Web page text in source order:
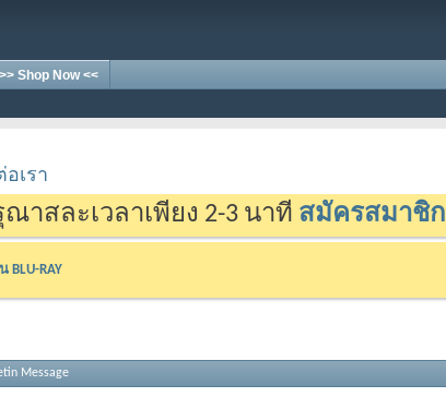
>> Shop Now <<
เรา
ณาสละเวลาเพียง 2-3 นาที สมัครสมาชิก
BLU-RAY
Message